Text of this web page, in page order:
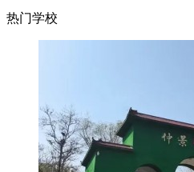
热门学校